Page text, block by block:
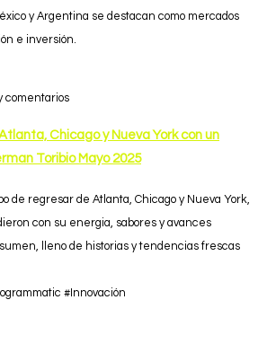
y Argentina se destacan como mercados
e inversión.
comentarios
Chicago y Nueva York con un
Toribio Mayo 2025
de regresar de Atlanta, Chicago y Nueva York,
con su energia, sabores y avances
lleno de historias y tendencias frescas
#Innovación